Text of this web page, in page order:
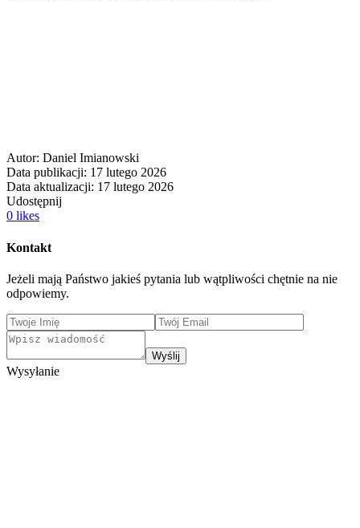
Autor: Daniel Imianowski
Data publikacji: 17 lutego 2026
Data aktualizacji: 17 lutego 2026
Udostępnij
0 likes
Kontakt
Jeżeli mają Państwo jakieś pytania lub wątpliwości chętnie na nie
odpowiemy.
Wyślij
Wysyłanie